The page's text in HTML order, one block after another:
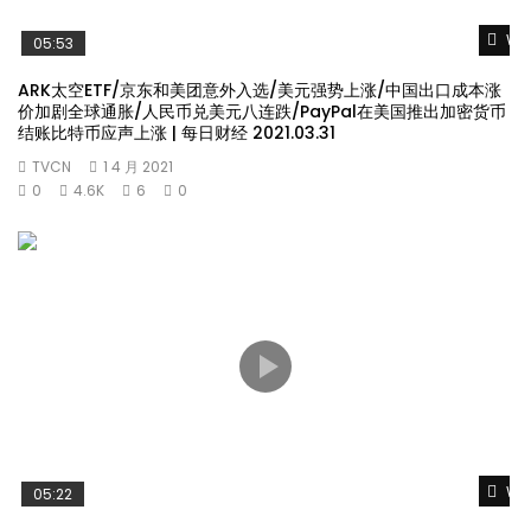
05:53
ARK太空ETF/京东和美团意外入选/美元强势上涨/中国出口成本涨
价加剧全球通胀/人民币兑美元八连跌/PayPal在美国推出加密货币
结账比特币应声上涨 | 每日财经 2021.03.31
TVCN
1 4 月 2021
0
4.6K 6 0
05:22